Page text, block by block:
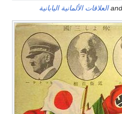
العلاقات الألمانية اليابانية